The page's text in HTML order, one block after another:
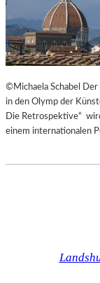
©Michaela Schabel
in den Olymp der
Die Retrospektive“
einem internationalen